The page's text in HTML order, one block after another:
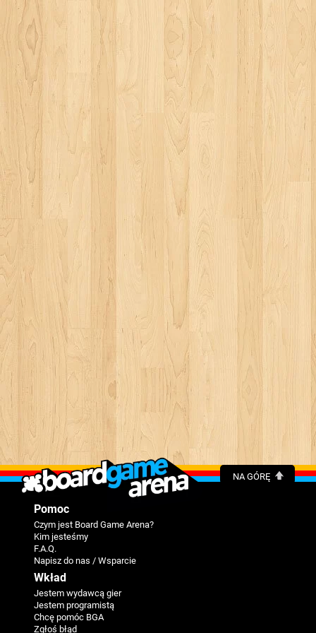
NA GÓRĘ
Pomoc
Czym jest Board Game Arena?
Kim jesteśmy
F.A.Q.
Napisz do nas / Wsparcie
Wkład
Jestem wydawcą gier
Jestem programistą
Chcę pomóc BGA
Zgłoś błąd